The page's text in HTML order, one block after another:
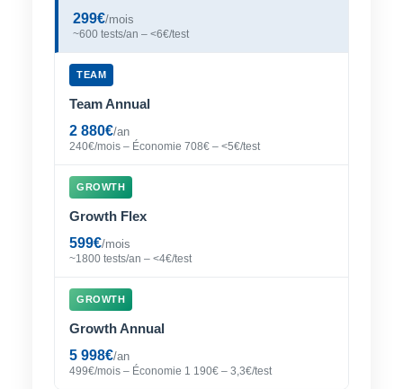
299€/mois
~600 tests/an – <6€/test
TEAM
Team Annual
2 880€/an
240€/mois – Économie 708€ – <5€/test
GROWTH
Growth Flex
599€/mois
~1800 tests/an – <4€/test
GROWTH
Growth Annual
5 998€/an
499€/mois – Économie 1 190€ – 3,3€/test